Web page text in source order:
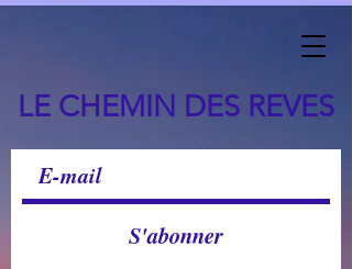
LE CHEMIN DES REVES
S'abonner